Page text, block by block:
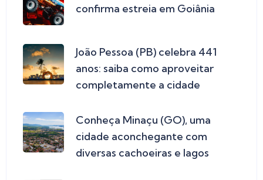
confirma estreia em Goiânia
João Pessoa (PB) celebra 441
anos: saiba como aproveitar
completamente a cidade
Conheça Minaçu (GO), uma
cidade aconchegante com
diversas cachoeiras e lagos